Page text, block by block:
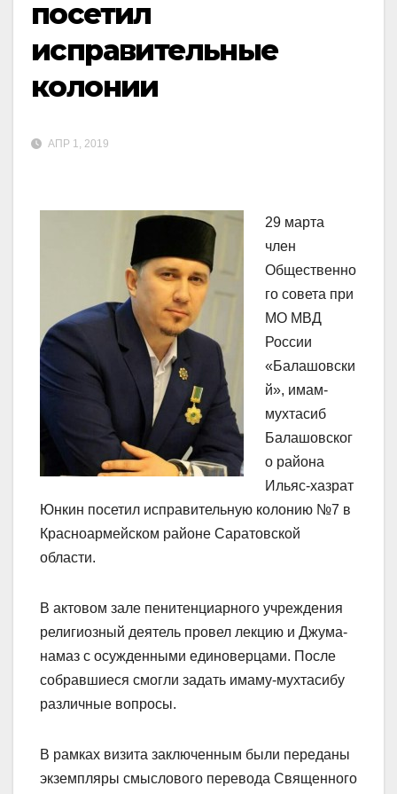
посетил
исправительные
колонии
АПР 1, 2019
29 марта
член
Общественно
го совета при
МО МВД
России
«Балашовски
й», имам-
мухтасиб
Балашовског
о района
Ильяс-хазрат
Юнкин посетил исправительную колонию №7 в
Красноармейском районе Саратовской
области.
В актовом зале пенитенциарного учреждения
религиозный деятель провел лекцию и Джума-
намаз с осужденными единоверцами. После
собравшиеся смогли задать имаму-мухтасибу
различные вопросы.
В рамках визита заключенным были переданы
экземпляры смыслового перевода Священного